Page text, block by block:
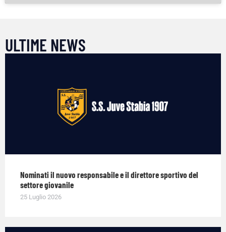
ULTIME NEWS
Nominati il nuovo responsabile e il direttore sportivo del
settore giovanile
25 Luglio 2026